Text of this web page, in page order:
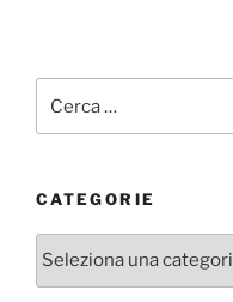
CATEGORIE
Categorie